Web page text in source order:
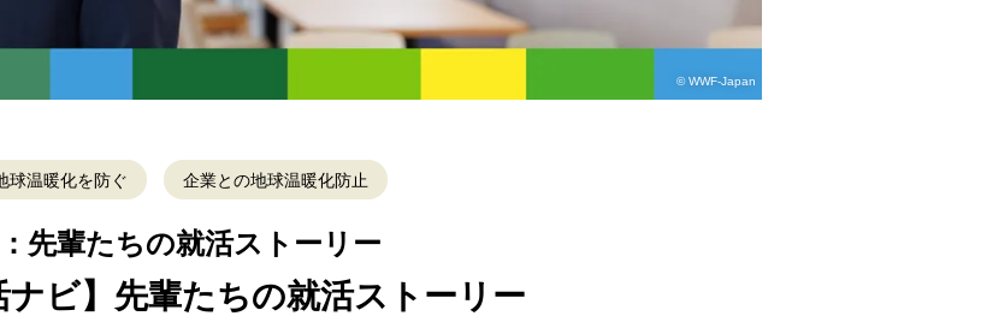
© WWF-Japan
球温暖化を防ぐ 企業との地球温暖化防止
先輩たちの就活ストーリー
ナビ】先輩たちの就活ストーリー